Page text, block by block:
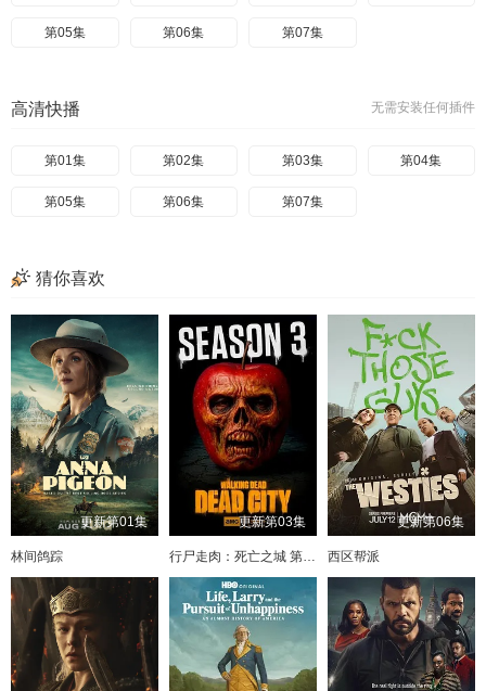
第05集 第06集 第07集
无需安装任何插件
高清快播
第01集 第02集 第03集 第04集
第05集 第06集 第07集
猜你喜欢
更新第01集
林间鸽踪
更新第03集
行尸走肉：死亡之城 第三季
更新第06集
西区帮派